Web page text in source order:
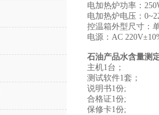
电加热炉功率：
电加热炉电压：
控温箱外型尺寸：
电源：AC
石油产品水含量测
主机1台；
测试软件1套；
说明书1份;
合格证1份;
保修卡1份;